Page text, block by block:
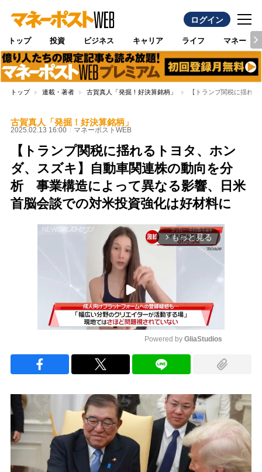
ログイン
トップ 投資 ビジネス キャリア ライフ マネー
トップ 連載・著者 古賀真人「発掘！好決算銘柄」 【トランプ関税に揺れ
古賀真人「発掘！好決算銘柄」
2025.02.13 16:00 マネーポストWEB
【トランプ関税に揺れるトヨタ、ホン
ダ、スズキ】自動車関連株の動向を分
析 事業構造によって異なる影響、日米
首脳会談での対米投資強化は好材料に
arrow_forward_ios もっと見る
Powered by GliaStudios